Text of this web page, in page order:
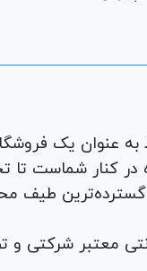
لوازم خانگی، همواره در
گسترده‌ترین طیف
معتبر